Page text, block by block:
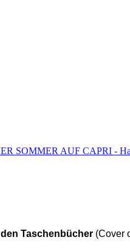
SOMMER AUF CAPRI -
Taschenbücher (Cover